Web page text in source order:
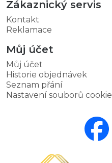
Zákaznický servis
Kontakt
Reklamace
Můj účet
Můj účet
Historie objednávek
Seznam přání
Nastavení souborů cookie